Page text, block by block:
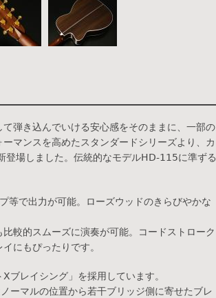
弾き込んでいける安心感をそのままに、一部の
マンスを高めたスタンダードシリーズより、カ
場しました。伝統的なモデルHD-115に準ずる
等で出力が可能。ローズウッドのきらびやかな
較的スムーズに演奏が可能。コードストローク
にもぴったりです。
ブレイシング」を採用しています。
ーマルの位置から若干ブリッジ側に寄せたブレ